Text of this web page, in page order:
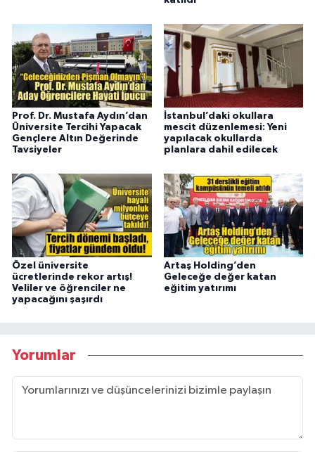
Prof. Dr. Mustafa Aydın’dan
Üniversite Tercihi Yapacak
Gençlere Altın Değerinde
Tavsiyeler
İstanbul’daki okullara
mescit düzenlemesi: Yeni
yapılacak okullarda
planlara dahil edilecek
Özel üniversite
ücretlerinde rekor artış!
Veliler ve öğrenciler ne
yapacağını şaşırdı
Artaş Holding’den
Geleceğe değer katan
eğitim yatırımı
Yorumlar